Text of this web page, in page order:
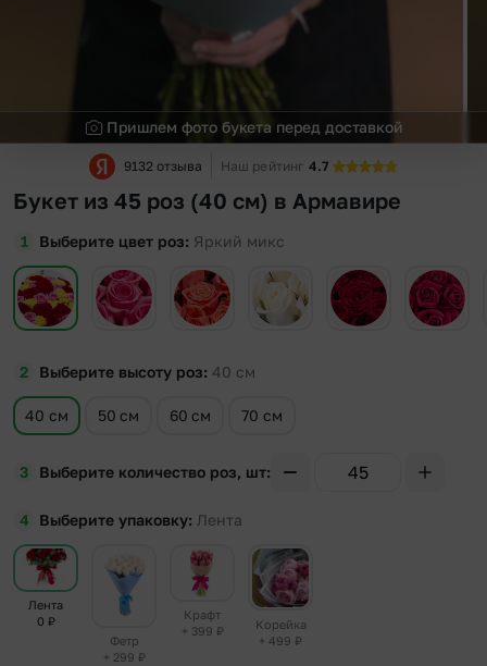
Пришлем фото букета перед доставкой
9132 отзыва Наш рейтинг 4.7
Букет из 45 роз (40 см) в Армавире
Выберите цвет роз Яркий микс
Выберите высоту роз 40 см
40 см 50 см 60 см 70 см
Выберите количество роз, шт
Выберите упаковку Лента
Лента
0 ₽
Фетр
+ 299 ₽
Крафт
+ 399 ₽
Корейка
+ 499 ₽